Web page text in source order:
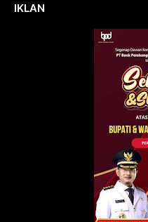
IKLAN